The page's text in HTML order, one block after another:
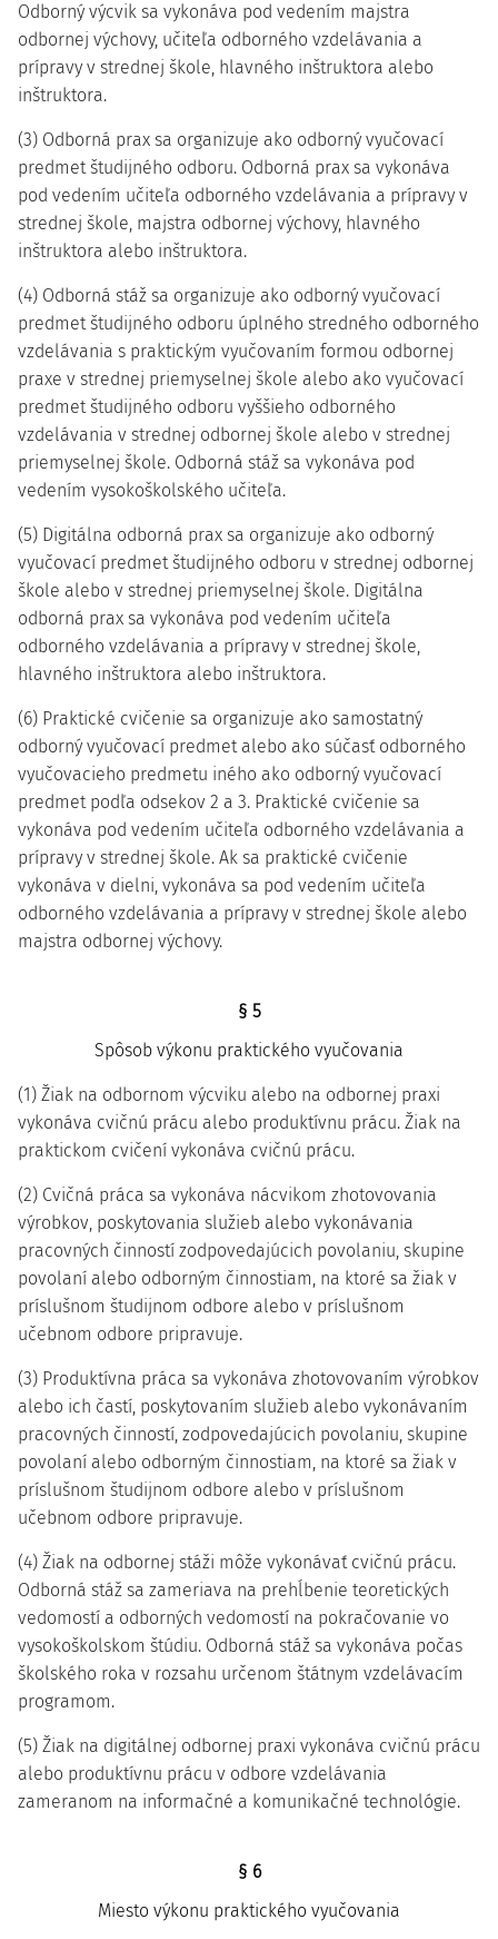
Odborný výcvik sa vykonáva pod vedením majstra
odbornej výchovy, učiteľa odborného vzdelávania a
prípravy v strednej škole, hlavného inštruktora alebo
inštruktora.
(3) Odborná prax sa organizuje ako odborný vyučovací
predmet študijného odboru. Odborná prax sa vykonáva
pod vedením učiteľa odborného vzdelávania a prípravy v
strednej škole, majstra odbornej výchovy, hlavného
inštruktora alebo inštruktora.
(4) Odborná stáž sa organizuje ako odborný vyučovací
predmet študijného odboru úplného stredného odborného
vzdelávania s praktickým vyučovaním formou odbornej
praxe v strednej priemyselnej škole alebo ako vyučovací
predmet študijného odboru vyššieho odborného
vzdelávania v strednej odbornej škole alebo v strednej
priemyselnej škole. Odborná stáž sa vykonáva pod
vedením vysokoškolského učiteľa.
(5) Digitálna odborná prax sa organizuje ako odborný
vyučovací predmet študijného odboru v strednej odbornej
škole alebo v strednej priemyselnej škole. Digitálna
odborná prax sa vykonáva pod vedením učiteľa
odborného vzdelávania a prípravy v strednej škole,
hlavného inštruktora alebo inštruktora.
(6) Praktické cvičenie sa organizuje ako samostatný
odborný vyučovací predmet alebo ako súčasť odborného
vyučovacieho predmetu iného ako odborný vyučovací
predmet podľa odsekov 2 a 3. Praktické cvičenie sa
vykonáva pod vedením učiteľa odborného vzdelávania a
prípravy v strednej škole. Ak sa praktické cvičenie
vykonáva v dielni, vykonáva sa pod vedením učiteľa
odborného vzdelávania a prípravy v strednej škole alebo
majstra odbornej výchovy.
§ 5
Spôsob výkonu praktického vyučovania
(1) Žiak na odbornom výcviku alebo na odbornej praxi
vykonáva cvičnú prácu alebo produktívnu prácu. Žiak na
praktickom cvičení vykonáva cvičnú prácu.
(2) Cvičná práca sa vykonáva nácvikom zhotovovania
výrobkov, poskytovania služieb alebo vykonávania
pracovných činností zodpovedajúcich povolaniu, skupine
povolaní alebo odborným činnostiam, na ktoré sa žiak v
príslušnom študijnom odbore alebo v príslušnom
učebnom odbore pripravuje.
(3) Produktívna práca sa vykonáva zhotovovaním výrobkov
alebo ich častí, poskytovaním služieb alebo vykonávaním
pracovných činností, zodpovedajúcich povolaniu, skupine
povolaní alebo odborným činnostiam, na ktoré sa žiak v
príslušnom študijnom odbore alebo v príslušnom
učebnom odbore pripravuje.
(4) Žiak na odbornej stáži môže vykonávať cvičnú prácu.
Odborná stáž sa zameriava na prehĺbenie teoretických
vedomostí a odborných vedomostí na pokračovanie vo
vysokoškolskom štúdiu. Odborná stáž sa vykonáva počas
školského roka v rozsahu určenom štátnym vzdelávacím
programom.
(5) Žiak na digitálnej odbornej praxi vykonáva cvičnú prácu
alebo produktívnu prácu v odbore vzdelávania
zameranom na informačné a komunikačné technológie.
§ 6
Miesto výkonu praktického vyučovania